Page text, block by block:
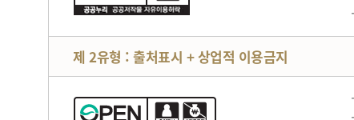
제 2유형 : 출처표시 + 상업적 이용금지